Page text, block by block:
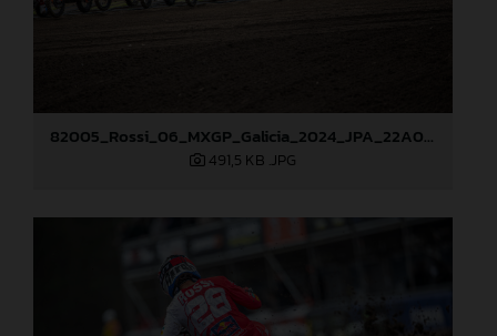
82005_Rossi_06_MXGP_Galicia_2024_JPA_22A0719
491,5 KB .JPG